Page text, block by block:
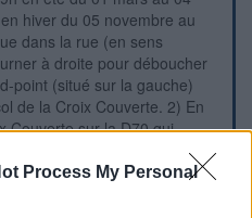
Process My Personal
hiver du 05 novembre au
dans la rue (en sens
à droite pour déboucher
point (situé sur la gauche)
de la Croix Couverte. 2) En
Couverte sur la D70 qui
à gauche avec la
en direction du Cergne